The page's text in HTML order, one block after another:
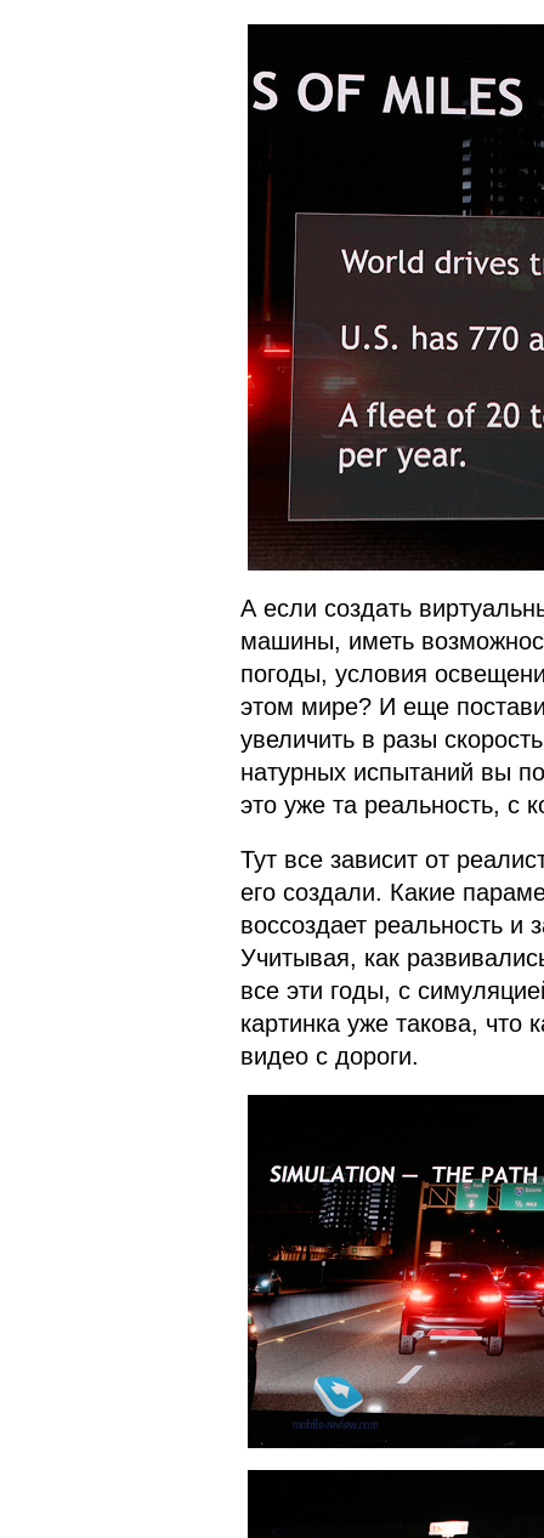
А если создать
машины, иметь
погоды, условия
этом мире? И еще
увеличить в разы
натурных испытаний вы
это уже та реальность, с
Тут все зависит от
его создали. Какие
воссоздает реальность и
Учитывая, как
все эти годы, с
картинка уже такова, что
видео с дороги.